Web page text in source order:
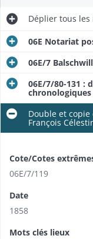
Déplier tous les
06E Notariat
06E/7
06E/7/80-131 :
chronologiques
Double et
François
Cote/Cotes
06E/7/119
Date
1858
Mots clés lieux